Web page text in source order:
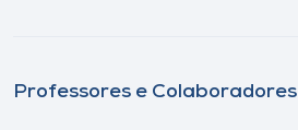
Professores e Colaboradores